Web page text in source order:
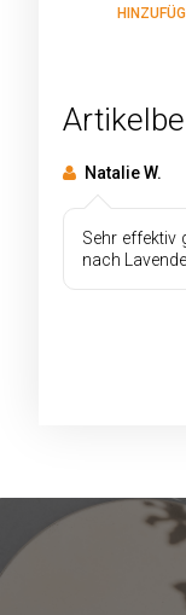
Natalie W.
Sehr effektiv
nach